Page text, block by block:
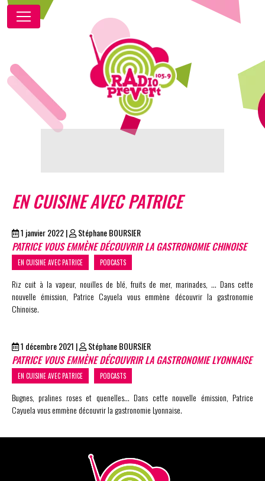
EN CUISINE AVEC PATRICE
1 janvier 2022| Stéphane BOURSIER
PATRICE VOUS EMMÈNE DÉCOUVRIR LA GASTRONOMIE CHINOISE
EN CUISINE AVEC PATRICE PODCASTS
Riz cuit à la vapeur, nouilles de blé, fruits de mer, marinades, … Dans cette
nouvelle émission, Patrice Cayuela vous emmène découvrir la gastronomie
Chinoise.
1 décembre 2021 | Stéphane BOURSIER
PATRICE VOUS EMMÈNE DÉCOUVRIR LA GASTRONOMIE LYONNAISE
EN CUISINE AVEC PATRICE PODCASTS
Bugnes, pralines roses et quenelles… Dans cette nouvelle émission, Patrice
Cayuela vous emmène découvrir la gastronomie Lyonnaise.